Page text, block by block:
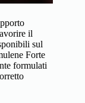
il
sul
Forte
formulati